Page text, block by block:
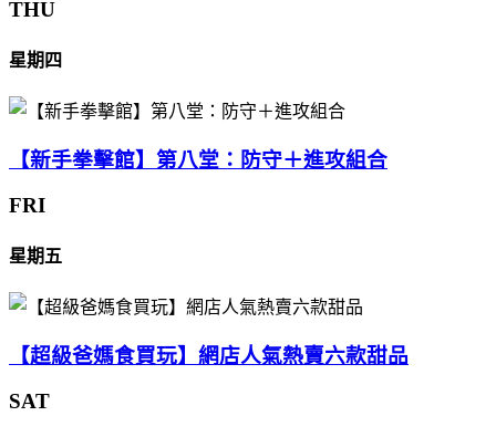
THU
星期四
【新手拳擊館】第八堂：防守＋進攻組合
FRI
星期五
【超級爸媽食買玩】網店人氣熱賣六款甜品
SAT